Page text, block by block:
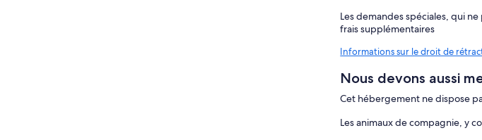
Les demandes spéciales, qui
frais supplémentaires
Informations sur le droit de
Nous devons aussi
Cet hébergement ne dispose
Les animaux de compagnie, y